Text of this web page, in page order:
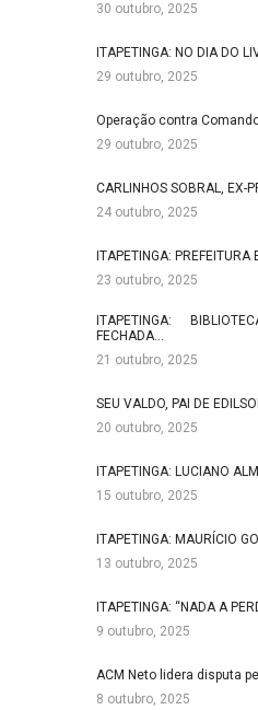
30 outubro, 2025
ITAPETINGA: NO DIA DO
29 outubro, 2025
Operação contra
29 outubro, 2025
CARLINHOS SOBRAL, EX-
24 outubro, 2025
ITAPETINGA:
23 outubro, 2025
ITAPETINGA:
FECHADA…
21 outubro, 2025
SEU VALDO, PAI DE
20 outubro, 2025
ITAPETINGA: LUCIANO
15 outubro, 2025
ITAPETINGA: MAURÍCIO
13 outubro, 2025
ITAPETINGA: “NADA A
9 outubro, 2025
ACM Neto lidera disputa
8 outubro, 2025